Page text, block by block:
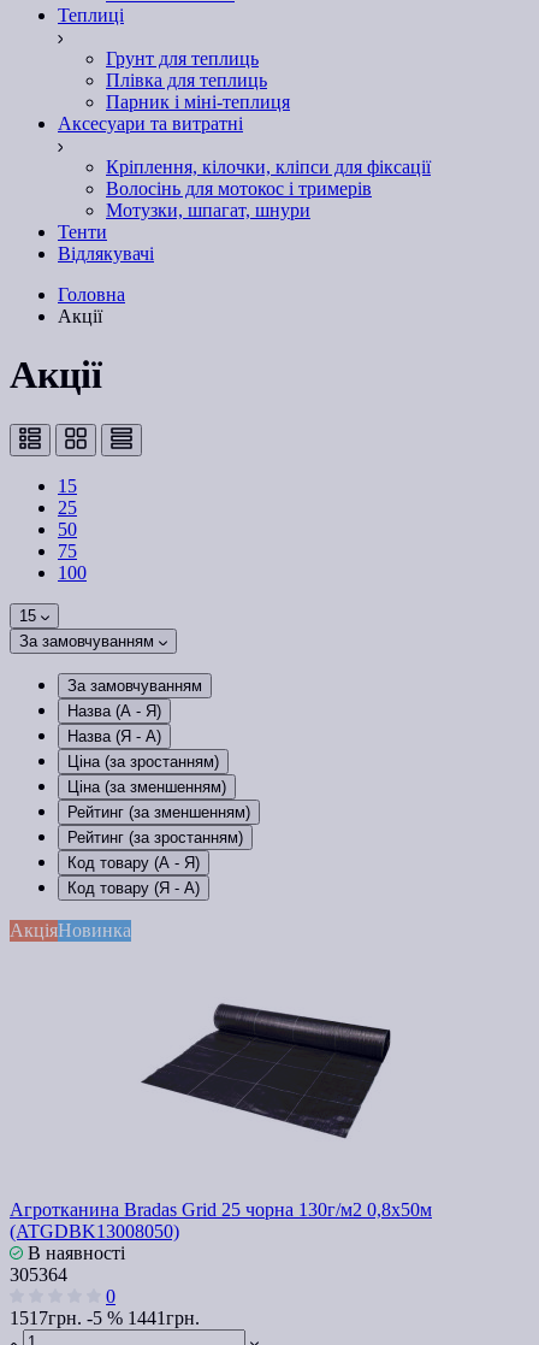
Теплиці
Грунт для теплиць
Плівка для теплиць
Парник і міні-теплиця
Аксесуари та витратні
Кріплення, кілочки, кліпси для фіксації
Волосінь для мотокос і тримерів
Мотузки, шпагат, шнури
Тенти
Відлякувачі
Головна
Акції
Акції
15
25
50
75
100
15
За замовчуванням
За замовчуванням
Назва (А - Я)
Назва (Я - А)
Ціна (за зростанням)
Ціна (за зменшенням)
Рейтинг (за зменшенням)
Рейтинг (за зростанням)
Код товару (А - Я)
Код товару (Я - А)
АкціяНовинка
Агротканина Bradas Grid 25 чорна 130г/м2 0,8x50м
(ATGDBK13008050)
В наявності
305364
0
1517грн. -5 % 1441грн.